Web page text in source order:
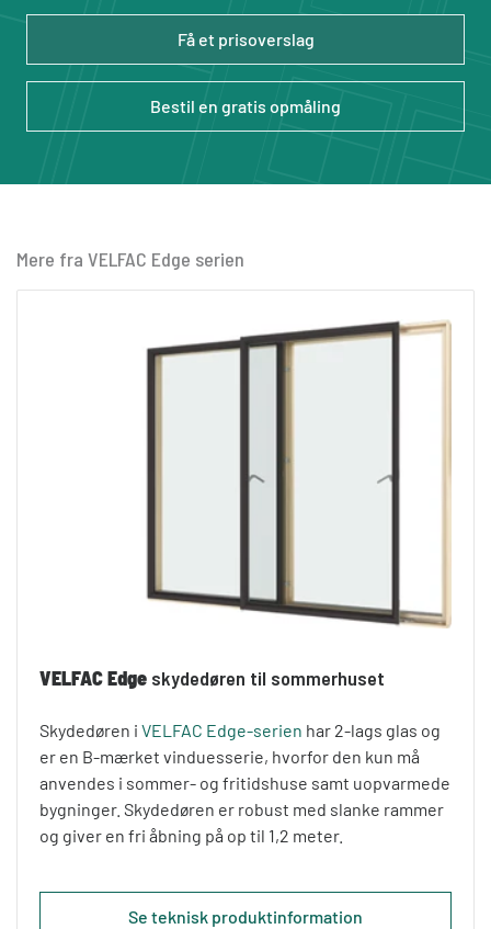
Få et prisoverslag
Bestil en gratis opmåling
Mere fra VELFAC Edge serien
VELFAC Edge skydedøren til sommerhuset
Skydedøren i VELFAC Edge-serien har 2-lags glas og
er en B-mærket vinduesserie, hvorfor den kun må
anvendes i sommer- og fritidshuse samt uopvarmede
bygninger. Skydedøren er robust med slanke rammer
og giver en fri åbning på op til 1,2 meter.
Se teknisk produktinformation